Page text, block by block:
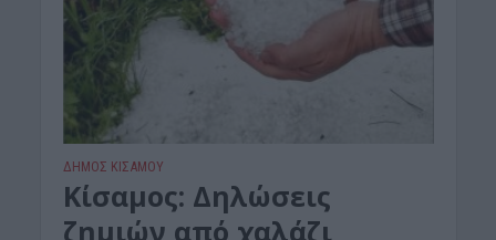
ΔΉΜΟΣ ΚΙΣΆΜΟΥ
Kίσαμος: Δηλώσεις
ζημιών από χαλάζι